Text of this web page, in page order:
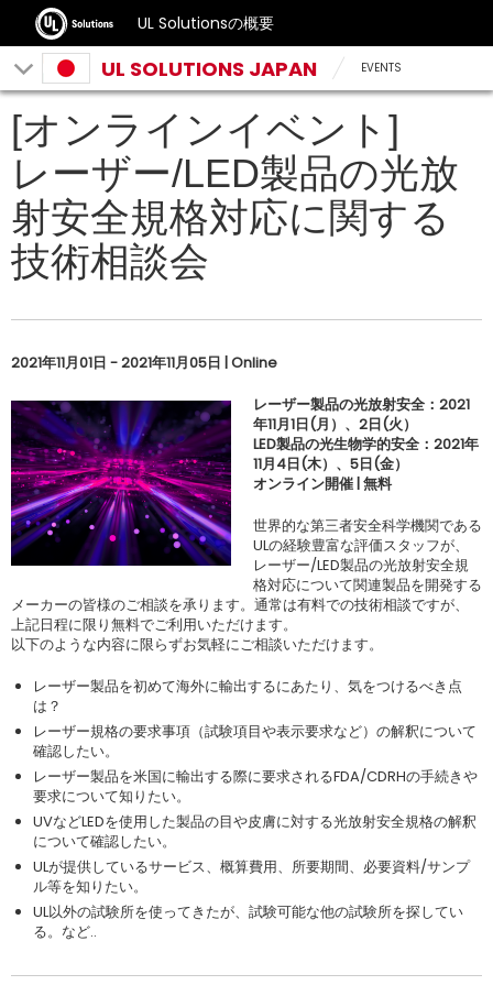
UL Solutionsの概要
UL SOLUTIONS JAPAN EVENTS
[オンラインイベント]
レーザー/LED製品の光放
射安全規格対応に関する
技術相談会
2021年11月01日 - 2021年11月05日 | Online
レーザー製品の光放射安全：2021
年11月1日(月）、2日(火）
LED製品の光生物学的安全：2021年
11月4日(木）、5日(金）
オンライン開催 | 無料
世界的な第三者安全科学機関である
ULの経験豊富な評価スタッフが、
レーザー/LED製品の光放射安全規
格対応について関連製品を開発する
メーカーの皆様のご相談を承ります。通常は有料での技術相談ですが、
上記日程に限り無料でご利用いただけます。
以下のような内容に限らずお気軽にご相談いただけます。
レーザー製品を初めて海外に輸出するにあたり、気をつけるべき点
は？
レーザー規格の要求事項（試験項目や表示要求など）の解釈について
確認したい。
レーザー製品を米国に輸出する際に要求されるFDA/CDRHの手続きや
要求について知りたい。
UVなどLEDを使用した製品の目や皮膚に対する光放射安全規格の解釈
について確認したい。
ULが提供しているサービス、概算費用、所要期間、必要資料/サンプ
ル等を知りたい。
UL以外の試験所を使ってきたが、試験可能な他の試験所を探してい
る。など..